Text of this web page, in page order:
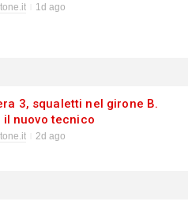
1d ago
3, squaletti nel girone B.
il nuovo tecnico
2d ago